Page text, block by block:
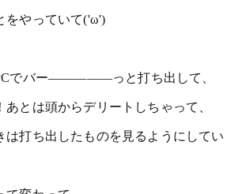
をやっていて('ω')
でバー―――――っと打ち出して、
あとは頭からデリートしちゃって、
は打ち出したものを見るようにしてい